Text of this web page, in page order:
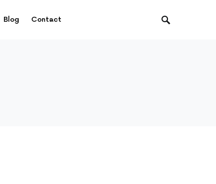
Blog Contact